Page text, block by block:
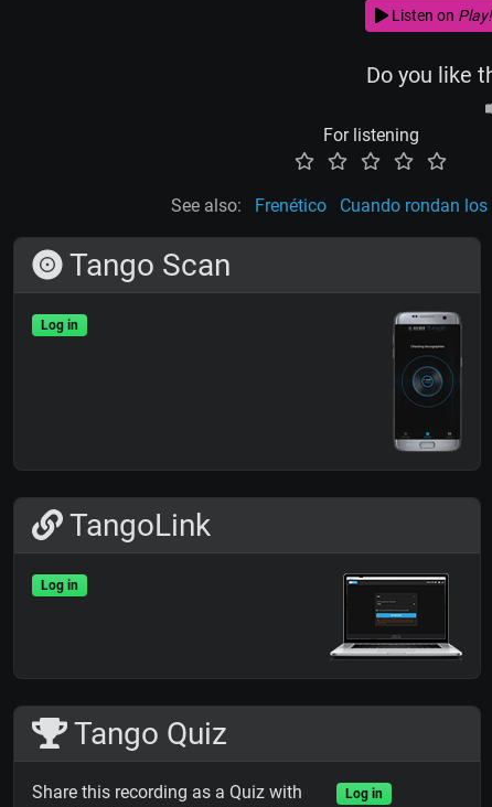
Listen on Play!
Do you like
For listening
See also: Frenético Cuando rondan los
Tango Scan
Log in
TangoLink
Log in
Tango Quiz
Share this recording as a Quiz with
Log in